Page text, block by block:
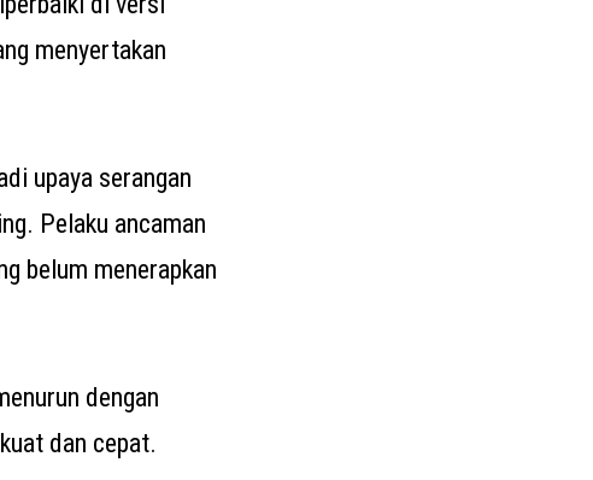
menyertakan
upaya serangan
Pelaku ancaman
belum menerapkan
dengan
dan cepat.